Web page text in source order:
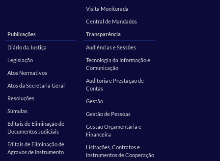
Visita Monitorada
Central de Mandados
Publicações
Diário da Justiça
Legislação
Atos Normativos
Atos da Secretaria Geral
Resoluções
Súmulas
Editais de Eliminação de
Documentos Judiciais
Editais de Eliminação de
Agravos de Instrumento
Transparência
Audiências e Sessões
Tecnologia da Informação e
Comunicação
Auditoria e Prestação de
Contas
Gestão
Gestão de Pessoas
Gestão Orçamentária e
Financeira
Licitações, Contratos e
Instrumentos de Cooperação